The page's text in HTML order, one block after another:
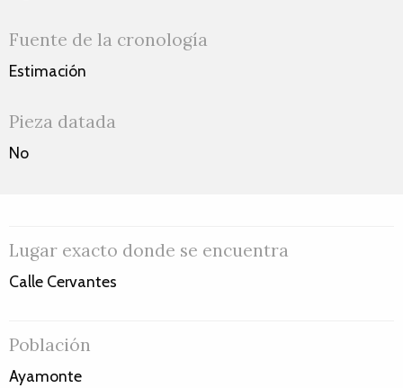
Fuente de la cronología
Estimación
Pieza datada
No
Lugar exacto donde se encuentra
Calle Cervantes
Población
Ayamonte